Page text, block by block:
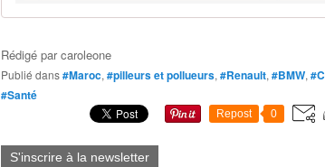
Rédigé parcaroleone
Publié dans#Maroc, #pilleurs et pollueurs, #Renault, #BMW,
#Santé
Repost 0
S'inscrire à la newsletter